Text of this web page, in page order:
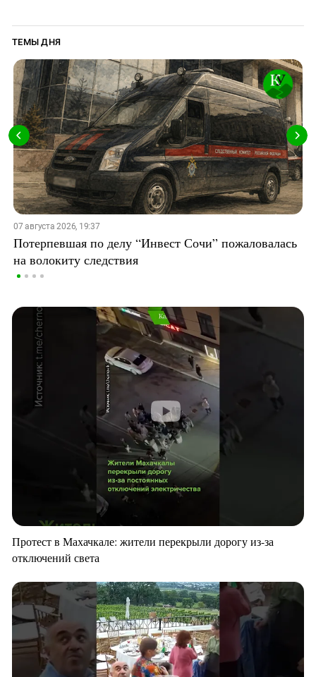
ТЕМЫ ДНЯ
07 августа 2026, 19:37
Потерпевшая по делу “Инвест Сочи” пожаловалась
на волокиту следствия
Протест в Махачкале: жители перекрыли дорогу из-за
отключений света